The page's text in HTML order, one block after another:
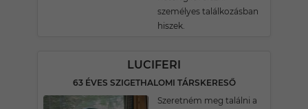
személyes találkozásban
hiszek.
LUCIFERI
63 ÉVES SZIGETHALOMI TÁRSKERESŐ
Szeretném meg találni a